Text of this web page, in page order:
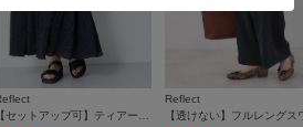
【セットアップ可】ティアードロングスカート
Reflect